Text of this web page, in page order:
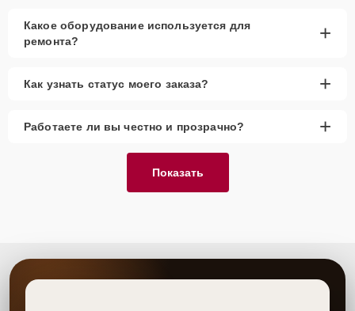
Какое оборудование используется для
ремонта?
+
Как узнать статус моего заказа? +
Работаете ли вы честно и прозрачно? +
Показать